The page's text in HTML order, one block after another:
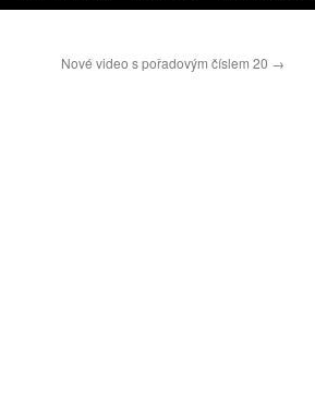
Nové video s pořadovým číslem 20 →